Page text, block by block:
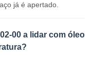
já é apertado.
00 a lidar com óleo